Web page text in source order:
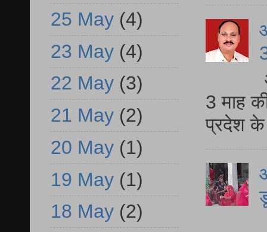
3 माह
प्रदेश
25 May (4)
23 May (4)
22 May (3)
21 May (2)
20 May (1)
19 May (1)
18 May (2)